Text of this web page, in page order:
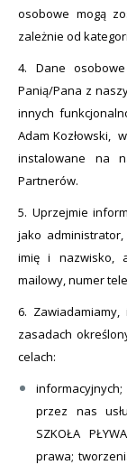
osobowe mogą
zależnie od
4. Dane
Panią/Pana z
innych
Adam Kozłowski,
instalowane na
Partnerów.
5. Uprzejmie
jako
imię i nazwisko,
mailowy, numer
6.
zasadach
celach:
przez nas
SZKOŁA
prawa;